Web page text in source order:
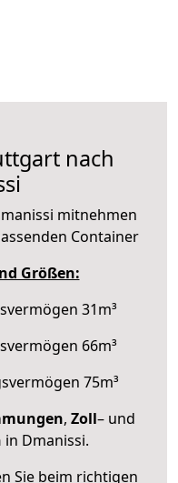
nach
mitnehmen
Container
Größen:
31m³
66m³
75m³
, Zoll– und
in Dmanissi.
Sie beim richtigen